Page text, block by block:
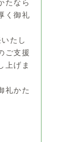
たなら
く御礼
たし
ご支援
上げま
礼かた